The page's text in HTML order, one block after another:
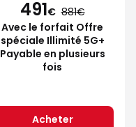
491€ 881
Avec le forfait Offre
spéciale Illimité 5G+
Payable en plusieurs
fois
Acheter